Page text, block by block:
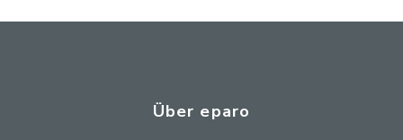
Über eparo